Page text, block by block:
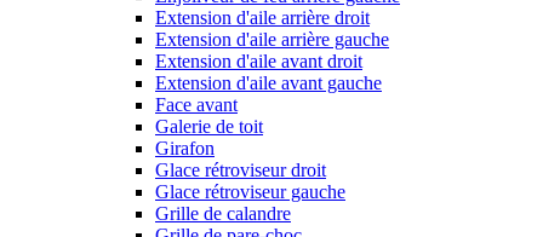
Extension d'aile arrière droit
Extension d'aile arrière gauche
Extension d'aile avant droit
Extension d'aile avant gauche
Face avant
Galerie de toit
Girafon
Glace rétroviseur droit
Glace rétroviseur gauche
Grille de calandre